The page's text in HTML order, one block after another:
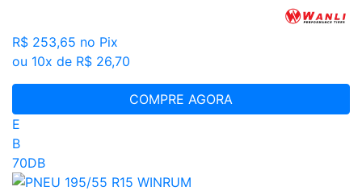
R$ 253,65 no Pix
ou 10x de R$ 26,70
COMPRE AGORA
E
B
70DB